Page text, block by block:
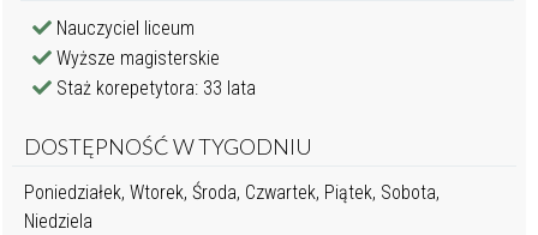
Nauczyciel liceum
Wyższe magisterskie
Staż korepetytora: 33 lata
DOSTĘPNOŚĆ W TYGODNIU
Poniedziałek, Wtorek, Środa, Czwartek, Piątek, Sobota,
Niedziela